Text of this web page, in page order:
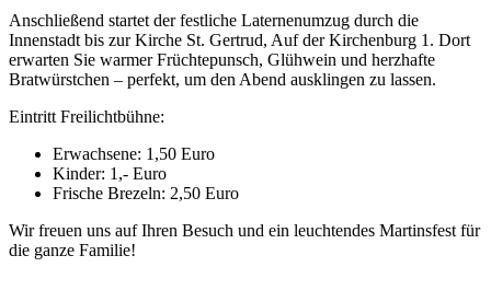
Anschließend startet der festliche Laternenumzug durch die
Innenstadt bis zur Kirche St. Gertrud, Auf der Kirchenburg 1. Dort
erwarten Sie warmer Früchtepunsch, Glühwein und herzhafte
Bratwürstchen – perfekt, um den Abend ausklingen zu lassen.
Eintritt Freilichtbühne:
Erwachsene: 1,50 Euro
Kinder: 1,- Euro
Frische Brezeln: 2,50 Euro
Wir freuen uns auf Ihren Besuch und ein leuchtendes Martinsfest für
die ganze Familie!